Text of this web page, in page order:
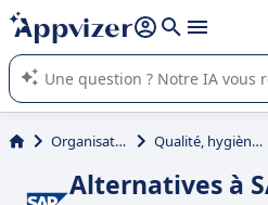
répondre (plusieurs lignes avec
L'IA de Appvizer vous guide dans
logiciel SaaS en entreprise.
Organisation et planification Qualité, hygiène, sécurité, environnement (QHSE)
Alternatives à